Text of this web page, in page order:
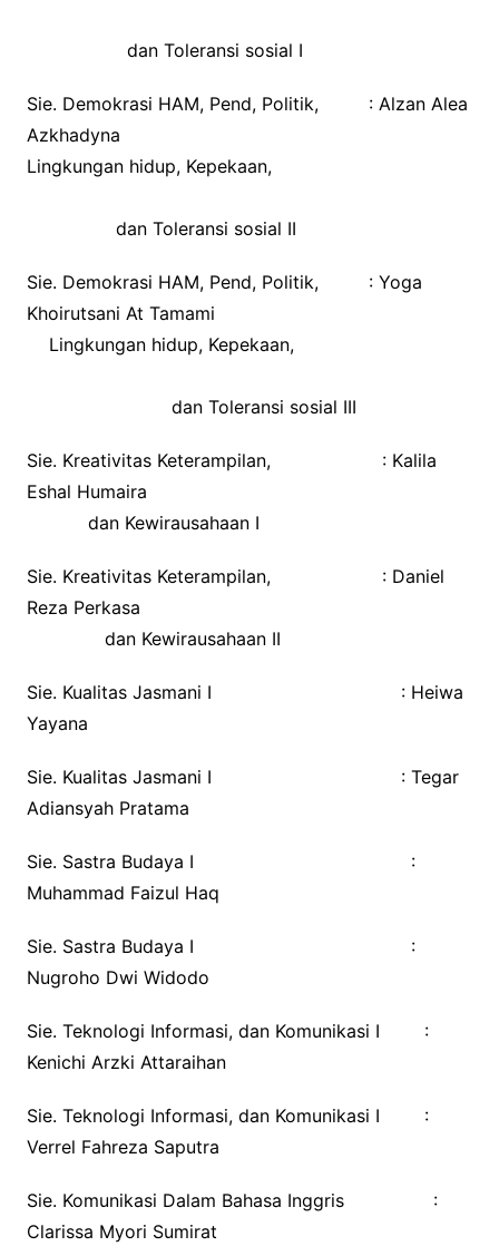
dan Toleransi sosial I
Sie. Demokrasi HAM, Pend, Politik, : Alzan Alea
Azkhadyna
Lingkungan hidup, Kepekaan,
dan Toleransi sosial II
Sie. Demokrasi HAM, Pend, Politik, : Yoga
Khoirutsani At Tamami
Lingkungan hidup, Kepekaan,
dan Toleransi sosial III
Sie. Kreativitas Keterampilan, : Kalila
Eshal Humaira
dan Kewirausahaan I
Sie. Kreativitas Keterampilan, : Daniel
Reza Perkasa
dan Kewirausahaan II
Sie. Kualitas Jasmani I : Heiwa
Yayana
Sie. Kualitas Jasmani I : Tegar
Adiansyah Pratama
Sie. Sastra Budaya I :
Muhammad Faizul Haq
Sie. Sastra Budaya I :
Nugroho Dwi Widodo
Sie. Teknologi Informasi, dan Komunikasi I :
Kenichi Arzki Attaraihan
Sie. Teknologi Informasi, dan Komunikasi I :
Verrel Fahreza Saputra
Sie. Komunikasi Dalam Bahasa Inggris :
Clarissa Myori Sumirat